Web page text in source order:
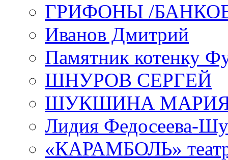
ГРИФОНЫ /
Иванов Дмитрий
Памятник котенку
ШНУРОВ СЕРГЕЙ
ШУКШИНА
Лидия Федосеева-
«КАРАМБОЛЬ»